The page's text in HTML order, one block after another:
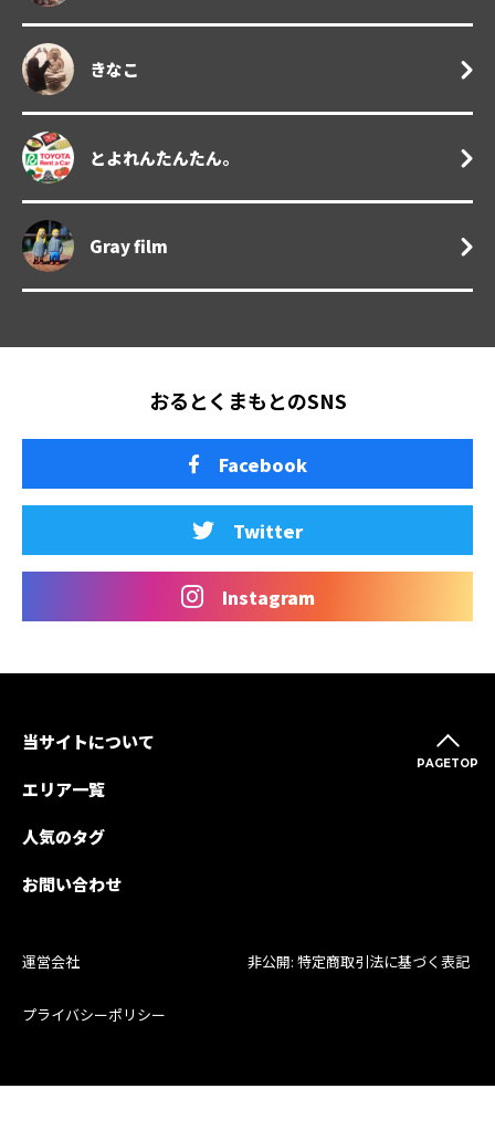
きなこ
とよれんたんたん。
Gray film
おるとくまもとのSNS
Facebook
Twitter
Instagram
PAGETOP
当サイトについて
エリア一覧
人気のタグ
お問い合わせ
運営会社 非公開: 特定商取引法に基づく表記
プライバシーポリシー